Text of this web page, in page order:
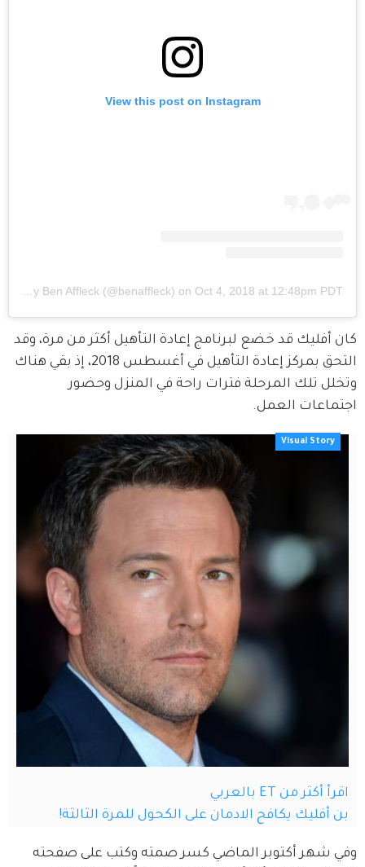
View this post on Instagram
on Oct 4, 2018 at 12:48pm PDT
كان أفليك قد خضع لبرنامج إعادة التأهيل أكثر من مرة، وقد
التحق بمركز إعادة التأهيل في أغسطس 2018، إذ بقي هناك
وتخلل تلك المرحلة فترات راحة في المنزل وحضور
اجتماعات العمل.
Visual Story
اقرأ أكثر من ET بالعربي
بن أفليك يكافح الادمان على الكحول للمرة الثالثة!
وفي شهر أكتوبر الماضي كسر صمته وكتب على صفحته